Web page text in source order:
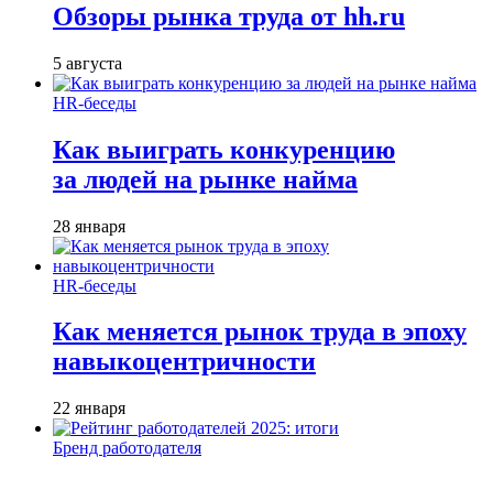
Обзоры рынка труда от hh.ru
5 августа
HR-беседы
Как выиграть конкуренцию
за людей на рынке найма
28 января
HR-беседы
Как меняется рынок труда в эпоху
навыкоцентричности
22 января
Бренд работодателя